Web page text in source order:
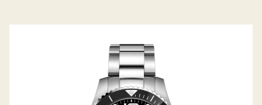
HYDROCONQUEST